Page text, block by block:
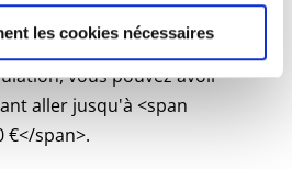
les cookies nécessaires
un véhicule qui n'a pas de
vous pouvez avoir
aller jusqu'à <span
€</span>.